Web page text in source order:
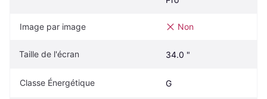
Image par image Non
Taille de l'écran 34.0 "
Classe Énergétique G